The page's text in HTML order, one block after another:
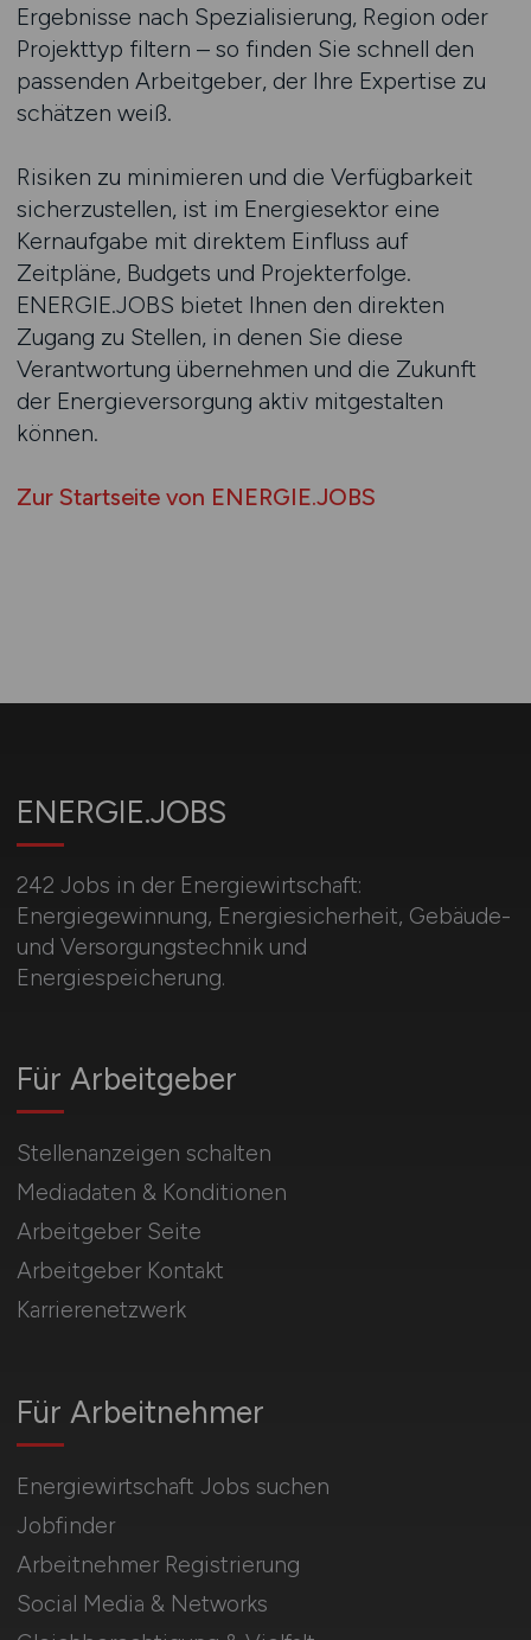
Ergebnisse nach Spezialisierung, Region oder
Projekttyp filtern – so finden Sie schnell den
passenden Arbeitgeber, der Ihre Expertise zu
schätzen weiß.
Risiken zu minimieren und die Verfügbarkeit
sicherzustellen, ist im Energiesektor eine
Kernaufgabe mit direktem Einfluss auf
Zeitpläne, Budgets und Projekterfolge.
ENERGIE.JOBS bietet Ihnen den direkten
Zugang zu Stellen, in denen Sie diese
Verantwortung übernehmen und die Zukunft
der Energieversorgung aktiv mitgestalten
können.
Zur Startseite von ENERGIE.JOBS
ENERGIE.JOBS
242 Jobs in der Energiewirtschaft:
Energiegewinnung, Energiesicherheit, Gebäude-
und Versorgungstechnik und
Energiespeicherung.
Für Arbeitnehmer
Energiewirtschaft Jobs suchen
Jobfinder
Arbeitnehmer Registrierung
Social Media & Networks
Für Arbeitgeber
Stellenanzeigen schalten
Mediadaten & Konditionen
Arbeitgeber Seite
Arbeitgeber Kontakt
Karrierenetzwerk